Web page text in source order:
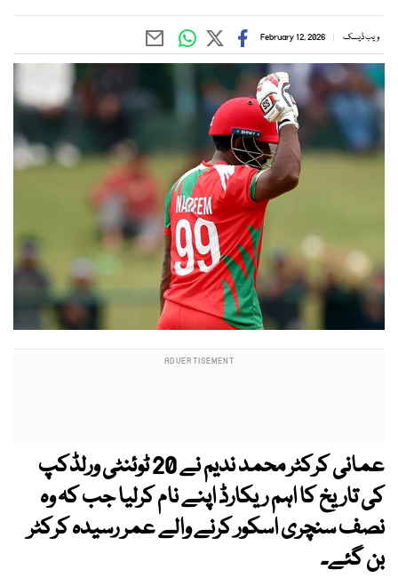
ویب ڈیسک February 12, 2026
عمانی کرکٹر محمد ندیم نے 20 ٹوئنٹی ورلڈکپ
کی تاریخ کا اہم ریکارڈ اپنے نام کرلیا جب کہ وہ
نصف سنچری اسکور کرنے والے عمر رسیدہ کرکٹر
بن گئے۔